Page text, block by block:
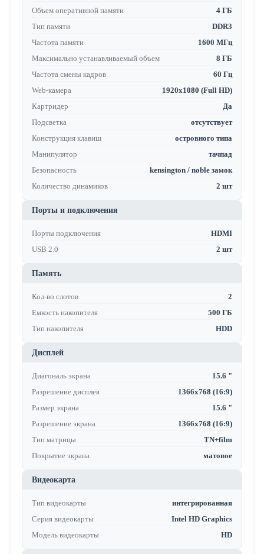
Объем оперативной памяти
4 ГБ
Тип памяти
DDR3
Частота памяти
1600 МГц
Максимально устанавливаемый объем
8 ГБ
Частота смены кадров
60 Гц
Web-камера
1920x1080 (Full HD)
Картридер
Да
Подсветка
отсутствует
Конструкция клавиш
островного типа
Манипулятор
тачпад
Безопасность
kensington / noble замок
Количество динамиков
2 шт
Порты и подключения
Порты подключения
HDMI
USB 2.0
2 шт
Память
Кол-во слотов
2
Емкость накопителя
500 ГБ
Тип накопителя
HDD
Дисплей
Диагональ экрана
15.6 "
Разрешение дисплея
1366x768 (16:9)
Размер экрана
15.6 "
Разрешение экрана
1366x768 (16:9)
Тип матрицы
TN+film
Покрытие экрана
матовое
Видеокарта
Тип видеокарты
интегрированная
Серия видеокарты
Intel HD Graphics
Модель видеокарты
HD